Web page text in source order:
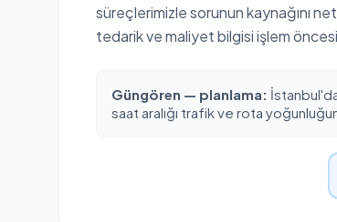
süreçlerimizle sorunun kaynağını
tedarik ve maliyet bilgisi işlem
Güngören — planlama:
saat aralığı trafik ve rota